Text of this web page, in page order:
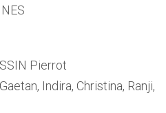
Pierrot
Indira, Christina, Ranji,